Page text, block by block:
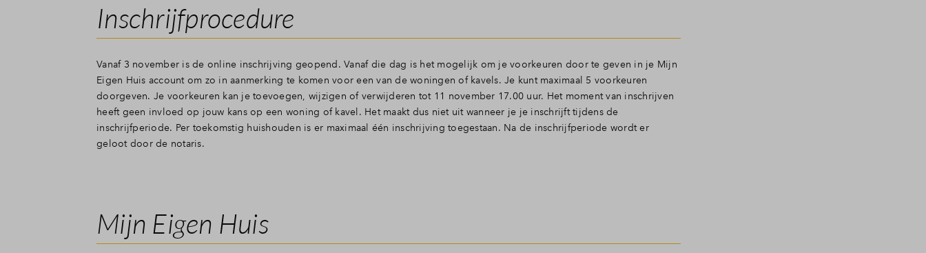
Inschrijfprocedure
Vanaf 3 november is de online inschrijving geopend. Vanaf die dag is het mogelijk om je voorkeuren door te geven in je Mijn
Eigen Huis account om zo in aanmerking te komen voor een van de woningen of kavels. Je kunt maximaal 5 voorkeuren
doorgeven. Je voorkeuren kan je toevoegen, wijzigen of verwijderen tot 11 november 17.00 uur. Het moment van inschrijven
heeft geen invloed op jouw kans op een woning of kavel. Het maakt dus niet uit wanneer je je inschrijft tijdens de
inschrijfperiode. Per toekomstig huishouden is er maximaal één inschrijving toegestaan. Na de inschrijfperiode wordt er
geloot door de notaris.
Mijn Eigen Huis